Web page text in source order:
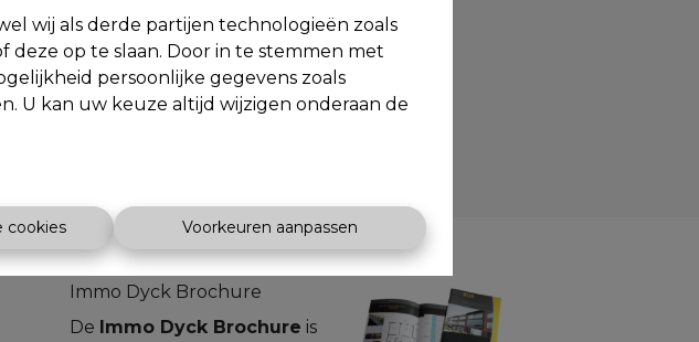
wij als derde partijen technologieën zoals
op te slaan. Door in te stemmen met
persoonlijke gegevens zoals
U kan uw keuze altijd wijzigen onderaan de
cookies Voorkeuren aanpassen
Immo Dyck Brochure
De Immo Dyck Brochure is